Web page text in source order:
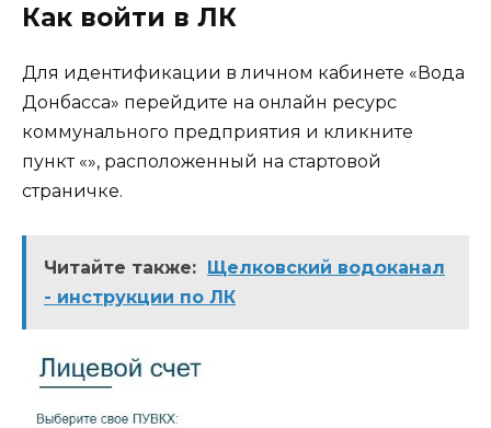
Как войти в ЛК
Для идентификации в личном кабинете «Вода
Донбасса» перейдите на онлайн ресурс
коммунального предприятия и кликните
пункт «», расположенный на стартовой
страничке.
Читайте также: Щелковский водоканал
- инструкции по ЛК